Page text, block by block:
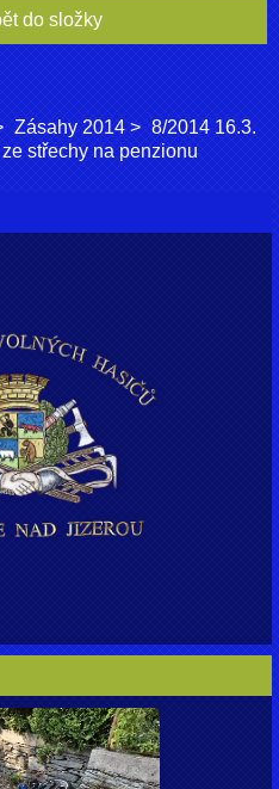
do složky
Zásahy 2014
8/2014 16.3.
střechy na penzionu